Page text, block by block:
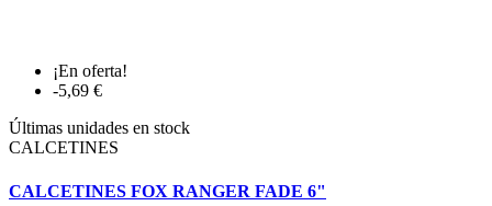
¡En oferta!
-5,69 €
Últimas unidades en stock
CALCETINES
CALCETINES FOX RANGER FADE 6"